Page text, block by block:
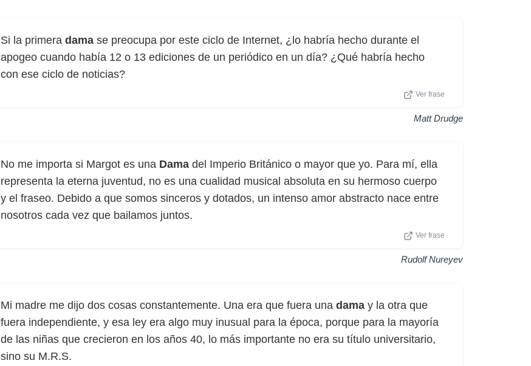
Si la primera dama se preocupa por este ciclo de Internet, ¿lo habría hecho durante el
apogeo cuando había 12 o 13 ediciones de un periódico en un día? ¿Qué habría hecho
con ese ciclo de noticias?
Ver frase
Matt Drudge
No me importa si Margot es una Dama del Imperio Británico o mayor que yo. Para mí, ella
representa la eterna juventud, no es una cualidad musical absoluta en su hermoso cuerpo
y el fraseo. Debido a que somos sinceros y dotados, un intenso amor abstracto nace entre
nosotros cada vez que bailamos juntos.
Ver frase
Rudolf Nureyev
Mi madre me dijo dos cosas constantemente. Una era que fuera una dama y la otra que
fuera independiente, y esa ley era algo muy inusual para la época, porque para la mayoría
de las niñas que crecieron en los años 40, lo más importante no era su título universitario,
sino su M.R.S.